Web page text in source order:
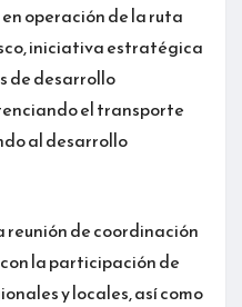
operación de la ruta
iniciativa estratégica
de desarrollo
el transporte
al desarrollo
reunión de coordinación
la participación de
y locales, así como